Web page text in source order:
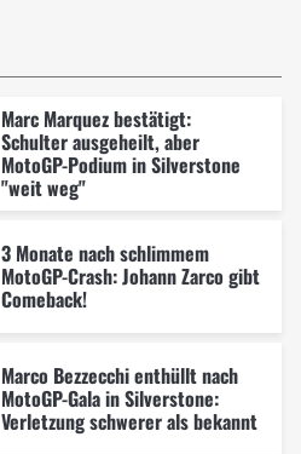
Marc Marquez bestätigt:
Schulter ausgeheilt, aber
MotoGP-Podium in Silverstone
"weit weg"
3 Monate nach schlimmem
MotoGP-Crash: Johann Zarco gibt
Comeback!
Marco Bezzecchi enthüllt nach
MotoGP-Gala in Silverstone:
Verletzung schwerer als bekannt